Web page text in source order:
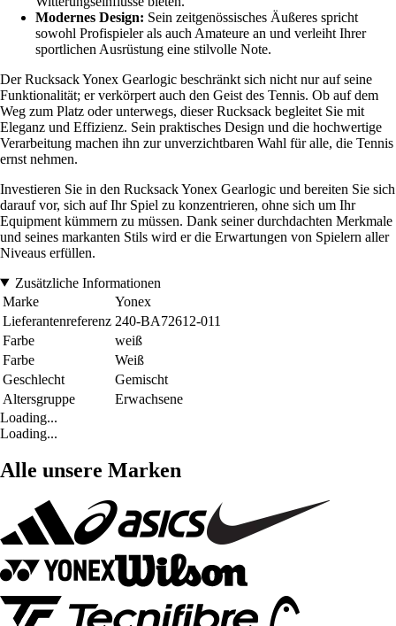
Modernes Design: Sein zeitgenössisches Äußeres spricht
sowohl Profispieler als auch Amateure an und verleiht Ihrer
sportlichen Ausrüstung eine stilvolle Note.
Der Rucksack Yonex Gearlogic beschränkt sich nicht nur auf seine
Funktionalität; er verkörpert auch den Geist des Tennis. Ob auf dem
Weg zum Platz oder unterwegs, dieser Rucksack begleitet Sie mit
Eleganz und Effizienz. Sein praktisches Design und die hochwertige
Verarbeitung machen ihn zur unverzichtbaren Wahl für alle, die Tennis
ernst nehmen.
Investieren Sie in den Rucksack Yonex Gearlogic und bereiten Sie sich
darauf vor, sich auf Ihr Spiel zu konzentrieren, ohne sich um Ihr
Equipment kümmern zu müssen. Dank seiner durchdachten Merkmale
und seines markanten Stils wird er die Erwartungen von Spielern aller
Niveaus erfüllen.
Zusätzliche Informationen
Marke
Yonex
Lieferantenreferenz 240-BA72612-011
Farbe
weiß
Farbe
Weiß
Geschlecht
Gemischt
Altersgruppe
Erwachsene
Loading...
Loading...
Alle unsere Marken